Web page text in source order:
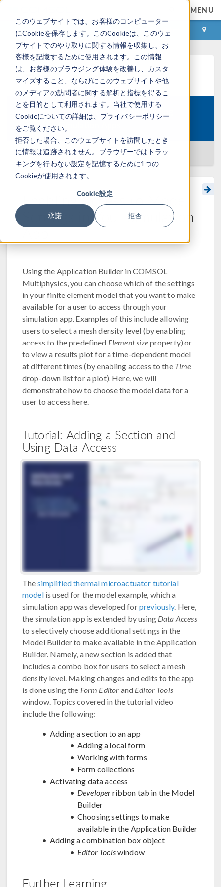
このウェブサイトでは、お客様のコンピューター
にCookieを保存します。このCookieは、このウェ
ブサイトでのやり取りに関する情報を収集し、お
客様を記憶するために使用されます。この情報
は、お客様のブラウジング体験を改善し、カスタ
マイズすること、ならびにこのウェブサイトや他
のメディアの訪問者に関する解析と指標を得るこ
とを目的として利用されます。当社で使用する
Cookieについての詳細は、プライバシーポリシー
をご覧ください。
拒否した場合、このウェブサイトを訪問したとき
に情報は追跡されません。ブラウザーではトラッ
キングを行わない設定を記憶するために1つの
Cookieが使用されます。
Cookie設定
承諾 拒否
MENU
ログイン お問い合わせ
ラーニングセンター
Course:
Getting Started with Building
Simulation Apps
一覧に戻る
Enabling Access to Model
Settings in Your Simulation
App
Using the Application Builder in COMSOL
Multiphysics, you can choose which of the settings
in your finite element model that you want to make
available for a user to access through your
simulation app. Examples of this include allowing
users to select a mesh density level (by enabling
access to the predefined Element size property) or
to view a results plot for a time-dependent model
at different times (by enabling access to the Time
drop-down list for a plot). Here, we will
demonstrate how to choose the model data for a
user to access here.
Tutorial: Adding a Section and
Using Data Access
The simplified thermal microactuator tutorial
modelis used for the model example, which a
simulation app was developed forpreviously. Here,
the simulation app is extended by using Data Access
to selectively choose additional settings in the
Model Builder to make available in the Application
Builder. Namely, a new section is added that
includes a combo box for users to select a mesh
density level. Making changes and edits to the app
is done using the Form Editor and Editor Tools
window. Topics covered in the tutorial video
include the following:
Adding a section to an app
Adding a local form
Working with forms
Form collections
Activating data access
Developer ribbon tab in the Model
Builder
Choosing settings to make
available in the Application Builder
Adding a combination box object
Editor Toolswindow
Further Learning